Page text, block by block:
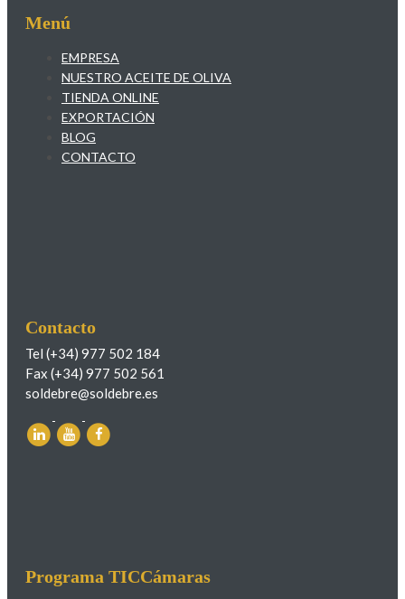
Menú
EMPRESA
NUESTRO ACEITE DE OLIVA
TIENDA ONLINE
EXPORTACIÓN
BLOG
CONTACTO
Contacto
Tel (+34) 977 502 184
Fax (+34) 977 502 561
soldebre@soldebre.es
Programa TICCámaras